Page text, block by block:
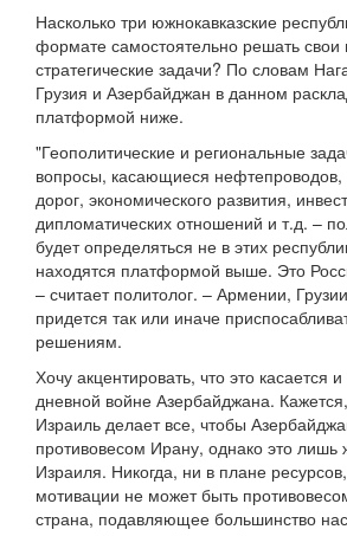
Насколько три южнокавказские
формате самостоятельно решать
стратегические задачи? По словам
Грузия и Азербайджан в данном
платформой ниже.
"Геополитические и региональные
вопросы, касающиеся нефтепроводов,
дорог, экономического развития,
дипломатических отношений и т.д. –
будет определяться не в этих
находятся платформой выше. Это
– считает политолог. – Армении,
придется так или иначе
решениям.
Хочу акцентировать, что это касается
дневной войне Азербайджана.
Израиль делает все, чтобы
противовесом Ирану, однако это
Израиля. Никогда, ни в плане
мотивации не может быть
страна, подавляющее большинство